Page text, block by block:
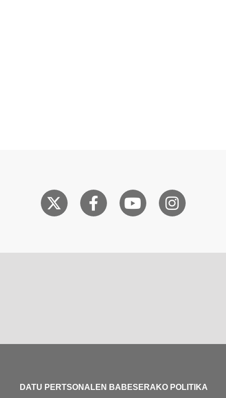
DATU PERTSONALEN BABESERAKO POLITIKA